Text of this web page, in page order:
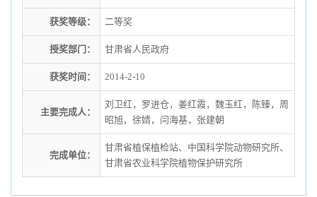
获奖等级： 二等奖
授奖部门： 甘肃省人民政府
获奖时间： 2014-2-10
主要完成人：
刘卫红，罗进仓，姜红霞，魏玉红，陈臻，周
昭旭，徐婧，闫海基，张建朝
完成单位：
甘肃省植保植检站、中国科学院动物研究所、
甘肃省农业科学院植物保护研究所